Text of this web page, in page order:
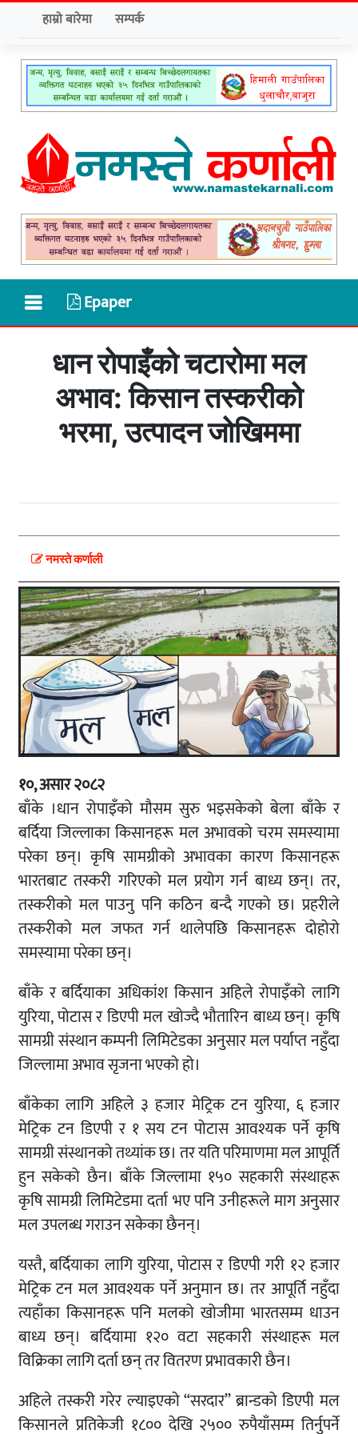
हाम्रो बारेमा सम्पर्क
Epaper
धान रोपाइँको चटारोमा मल
अभाव: किसान तस्करीको
भरमा, उत्पादन जोखिममा
नमस्ते कर्णाली
१०, असार २०८२
बाँके ।धान रोपाइँको मौसम सुरु भइसकेको बेला बाँके र
बर्दिया जिल्लाका किसानहरू मल अभावको चरम समस्यामा
परेका छन्। कृषि सामग्रीको अभावका कारण किसानहरू
भारतबाट तस्करी गरिएको मल प्रयोग गर्न बाध्य छन्। तर,
तस्करीको मल पाउनु पनि कठिन बन्दै गएको छ। प्रहरीले
तस्करीको मल जफत गर्न थालेपछि किसानहरू दोहोरो
समस्यामा परेका छन्।
बाँके र बर्दियाका अधिकांश किसान अहिले रोपाइँको लागि
युरिया, पोटास र डिएपी मल खोज्दै भौतारिन बाध्य छन्। कृषि
सामग्री संस्थान कम्पनी लिमिटेडका अनुसार मल पर्याप्त नहुँदा
जिल्लामा अभाव सृजना भएको हो।
बाँकेका लागि अहिले ३ हजार मेट्रिक टन युरिया, ६ हजार
मेट्रिक टन डिएपी र १ सय टन पोटास आवश्यक पर्ने कृषि
सामग्री संस्थानको तथ्यांक छ। तर यति परिमाणमा मल आपूर्ति
हुन सकेको छैन। बाँके जिल्लामा १५० सहकारी संस्थाहरू
कृषि सामग्री लिमिटेडमा दर्ता भए पनि उनीहरूले माग अनुसार
मल उपलब्ध गराउन सकेका छैनन्।
यस्तै, बर्दियाका लागि युरिया, पोटास र डिएपी गरी १२ हजार
मेट्रिक टन मल आवश्यक पर्ने अनुमान छ। तर आपूर्ति नहुँदा
त्यहाँका किसानहरू पनि मलको खोजीमा भारतसम्म धाउन
बाध्य छन्। बर्दियामा १२० वटा सहकारी संस्थाहरू मल
विक्रिका लागि दर्ता छन् तर वितरण प्रभावकारी छैन।
अहिले तस्करी गरेर ल्याइएको “सरदार” ब्रान्डको डिएपी मल
किसानले प्रतिकेजी १८०० देखि २५०० रुपैयाँसम्म तिर्नुपर्ने